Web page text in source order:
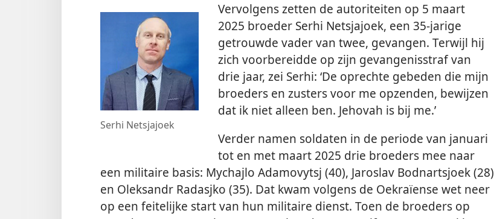
Serhi Netsjajoek
Vervolgens zetten de autoriteiten op 5 maart
2025 broeder Serhi Netsjajoek, een 35-jarige
getrouwde vader van twee, gevangen. Terwijl hij
zich voorbereidde op zijn gevangenisstraf van
drie jaar, zei Serhi: ‘De oprechte gebeden die mijn
broeders en zusters voor me opzenden, bewijzen
dat ik niet alleen ben. Jehovah is bij me.’
Verder namen soldaten in de periode van januari
tot en met maart 2025 drie broeders mee naar
een militaire basis: Mychajlo Adamovytsj (40), Jaroslav Bodnartsjoek (28)
en Oleksandr Radasjko (35). Dat kwam volgens de Oekraïense wet neer
op een feitelijke start van hun militaire dienst. Toen de broeders op